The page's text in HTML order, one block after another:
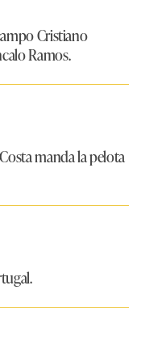
Cristiano
Ramos.
manda la pelota